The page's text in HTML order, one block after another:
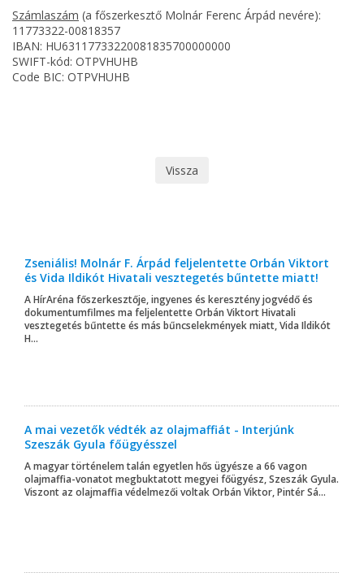
Számlaszám (a főszerkesztő Molnár Ferenc Árpád nevére):
11773322-00818357
IBAN: HU63117733220081835700000000
SWIFT-kód: OTPVHUHB
Code BIC: OTPVHUHB
Vissza
Zseniális! Molnár F. Árpád feljelentette Orbán Viktort
és Vida Ildikót Hivatali vesztegetés bűntette miatt!
A HírAréna főszerkesztője, ingyenes és keresztény jogvédő és
dokumentumfilmes ma feljelentette Orbán Viktort Hivatali
vesztegetés bűntette és más bűncselekmények miatt, Vida Ildikót
H...
A mai vezetők védték az olajmaffiát - Interjúnk
Szeszák Gyula főügyésszel
A magyar történelem talán egyetlen hős ügyésze a 66 vagon
olajmaffia-vonatot megbuktatott megyei főügyész, Szeszák Gyula.
Viszont az olajmaffia védelmezői voltak Orbán Viktor, Pintér Sá...